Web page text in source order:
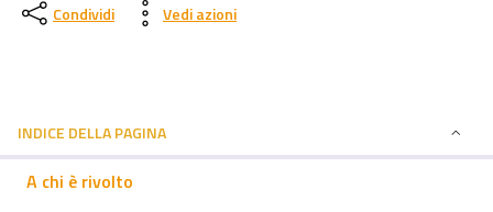
Condividi Vedi azioni
INDICE DELLA PAGINA
A chi è rivolto